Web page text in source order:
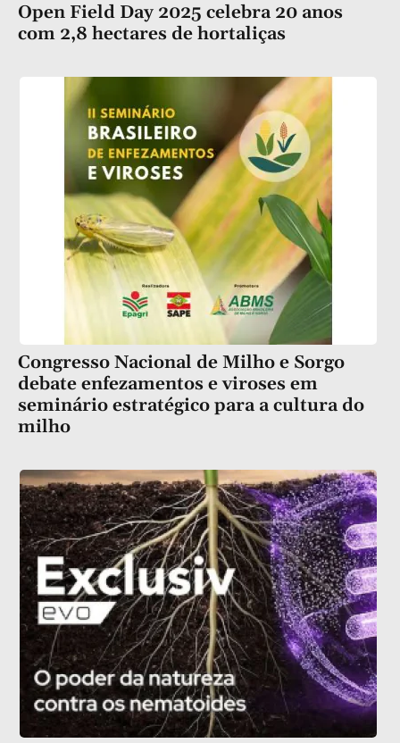
Open Field Day 2025 celebra 20 anos
com 2,8 hectares de hortaliças
Congresso Nacional de Milho e Sorgo
debate enfezamentos e viroses em
seminário estratégico para a cultura do
milho